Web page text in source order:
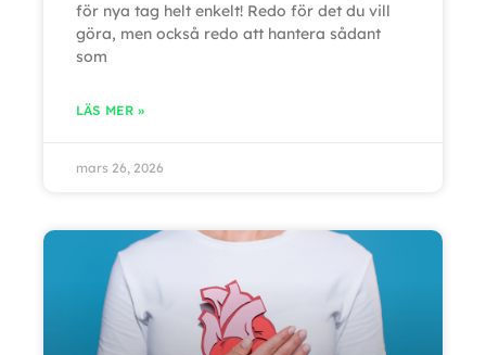
för nya tag helt enkelt! Redo för det du vill
göra, men också redo att hantera sådant
som
LÄS MER »
mars 26, 2026